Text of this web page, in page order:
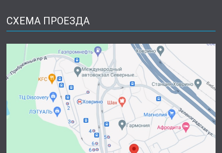
СХЕМА ПРОЕЗДА